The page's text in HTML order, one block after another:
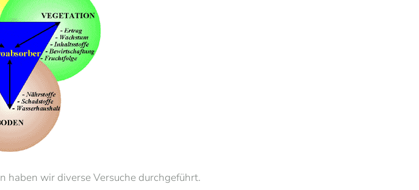
haben wir diverse Versuche durchgeführt.